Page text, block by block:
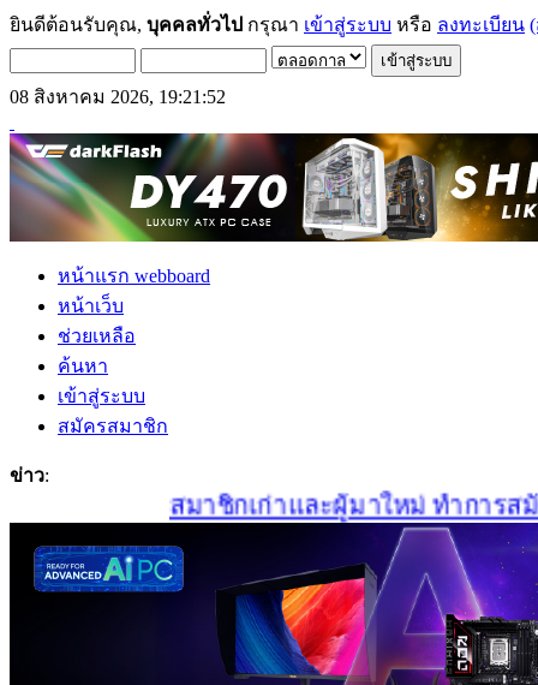
ยินดีต้อนรับคุณ, บุคคลทั่วไป กรุณา เข้าสู่ระบบ หรือ ลงทะเบียน
08 สิงหาคม 2026, 19:21:52
หน้าแรก webboard
หน้าเว็บ
ช่วยเหลือ
ค้นหา
เข้าสู่ระบบ
สมัครสมาชิก
ข่าว:
สมาชิกเก่าและผู้มาใหม่ ทำการสมั